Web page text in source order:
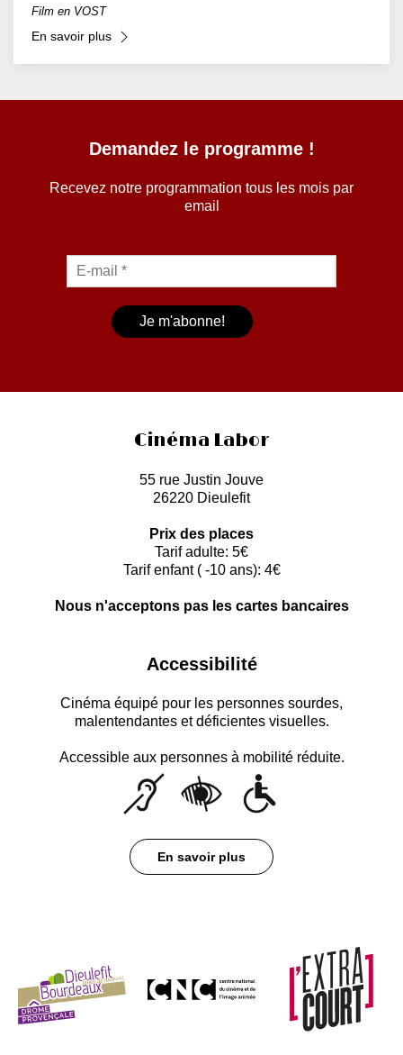
Film en VOST
En savoir plus
Demandez le programme !
Recevez notre programmation tous les mois par
email
Cinéma Labor
55 rue Justin Jouve
26220 Dieulefit
Prix des places
Tarif adulte: 5€
Tarif enfant ( -10 ans): 4€
Nous n'acceptons pas les cartes bancaires
Accessibilité
Cinéma équipé pour les personnes sourdes,
malentendantes et déficientes visuelles.
Accessible aux personnes à mobilité réduite.
En savoir plus